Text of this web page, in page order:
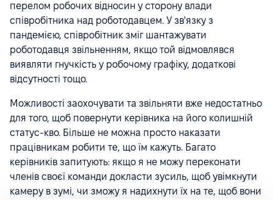
перелом робочих відносин у сторону влади
співробітника над роботодавцем. У зв'язку з
пандемією, співробітник зміг шантажувати
роботодавця звільненням, якщо той відмовлявся
виявляти гнучкість у робочому графіку, додаткові
відсутності тощо.
Можливості заохочувати та звільняти вже недостатньо
для того, щоб повернути керівника на його колишній
статус-кво. Більше не можна просто наказати
працівникам робити те, що їм кажуть. Багато
керівників запитують: якщо я не можу переконати
членів своєї команди докласти зусиль, щоб увімкнути
камеру в зумі, чи зможу я надихнути їх на те, щоб вони